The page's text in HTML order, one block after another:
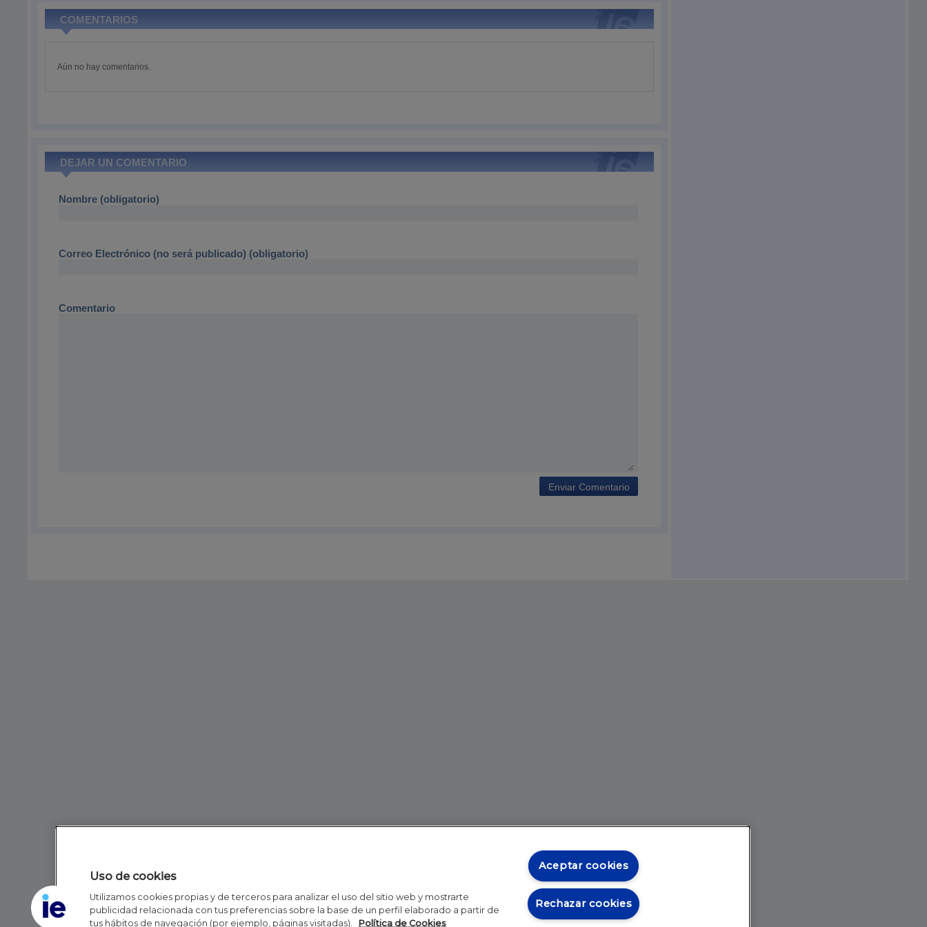
COMENTARIOS
Aún no hay comentarios.
DEJAR UN COMENTARIO
Nombre (obligatorio)
Correo Electrónico (no será publicado) (obligatorio)
Comentario
Uso de cookies
Utilizamos cookies propias y de terceros para analizar el uso del sitio web y mostrarte
publicidad relacionada con tus preferencias sobre la base de un perfil elaborado a partir de
tus hábitos de navegación (por ejemplo, páginas visitadas).
Política de Cookies
Aceptar cookies
Rechazar cookies